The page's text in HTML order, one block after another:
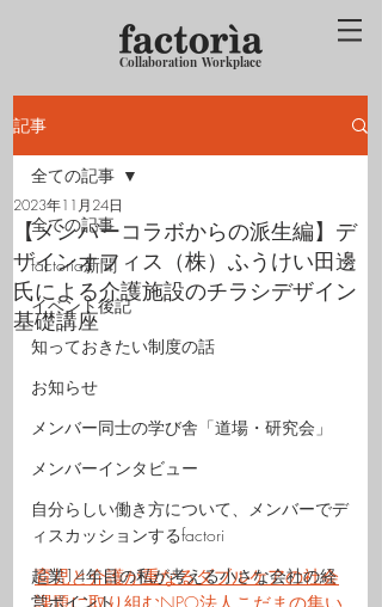
Collaboration Workplace
記事
全ての記事
factoria新聞
イベント後記
知っておきたい制度の話
お知らせ
メンバー同士の学び舎「道場・研究会」
メンバーインタビュー
自分らしい働き方について、メンバーでデ
ィスカッションするfactori
起業14年目の私が考える小さな会社の経
営ポイント
全ての記事
【メンバーコラボからの派生編】デ
ザインオフィス（株）ふうけい田邊
氏による介護施設のチラシデザイン
基礎講座
2023年11月24日
育児と介護が重なるダブルケアの社会